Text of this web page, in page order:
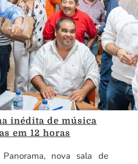
inédita de música
em 12 horas
nova sala de